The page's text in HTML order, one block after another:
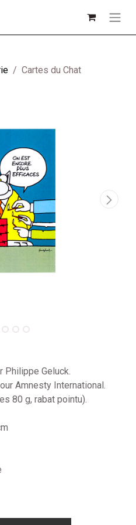
Cartes du Chat
Geluck.
Amnesty International.
80 g, rabat pointu).